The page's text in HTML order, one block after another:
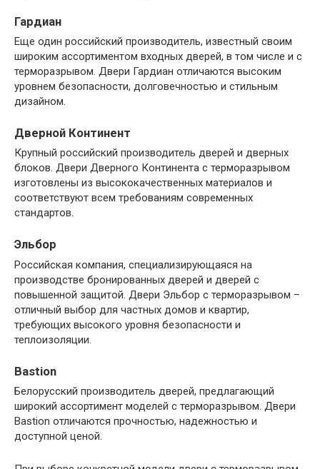
Гардиан
Еще один российский производитель, известный своим
широким ассортиментом входных дверей, в том числе и с
терморазрывом.​ Двери Гардиан отличаются высоким
уровнем безопасности, долговечностью и стильным
дизайном.​
Дверной Континент
Крупный российский производитель дверей и дверных
блоков.​ Двери Дверного Континента с терморазрывом
изготовлены из высококачественных материалов и
соответствуют всем требованиям современных
стандартов.​
Эльбор
Российская компания, специализирующаяся на
производстве бронированных дверей и дверей с
повышенной защитой.​ Двери Эльбор с терморазрывом –
отличный выбор для частных домов и квартир,
требующих высокого уровня безопасности и
теплоизоляции.​
Bastion
Белорусский производитель дверей, предлагающий
широкий ассортимент моделей с терморазрывом.​ Двери
Bastion отличаются прочностью, надежностью и
доступной ценой.